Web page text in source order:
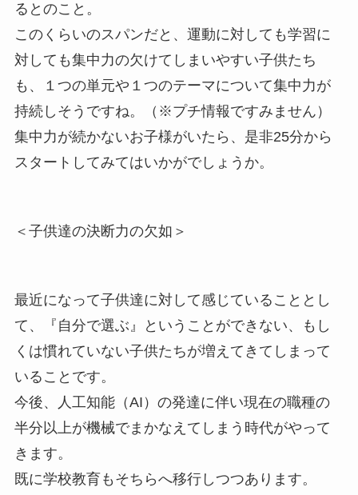
るとのこと。
このくらいのスパンだと、運動に対しても学習に
対しても集中力の欠けてしまいやすい子供たち
も、１つの単元や１つのテーマについて集中力が
持続しそうですね。（※プチ情報ですみません）
集中力が続かないお子様がいたら、是非25分から
スタートしてみてはいかがでしょうか。
＜子供達の決断力の欠如＞
最近になって子供達に対して感じていることとし
て、『自分で選ぶ』ということができない、もし
くは慣れていない子供たちが増えてきてしまって
いることです。
今後、人工知能（AI）の発達に伴い現在の職種の
半分以上が機械でまかなえてしまう時代がやって
きます。
既に学校教育もそちらへ移行しつつあります。